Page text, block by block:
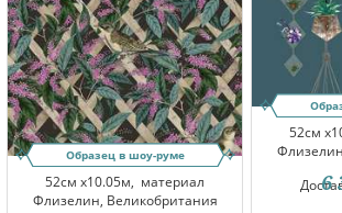
Образец в шоу-руме
52см x10.05м, материал
Флизелин, Великобритания
52см
6